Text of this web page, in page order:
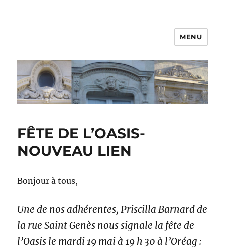
MENU
FÊTE DE L’OASIS-
NOUVEAU LIEN
Bonjour à tous,
Une de nos adhérentes, Priscilla Barnard de
la rue Saint Genès nous signale la fête de
l’Oasis le mardi 19 mai à 19 h 30 à l’Oréag :